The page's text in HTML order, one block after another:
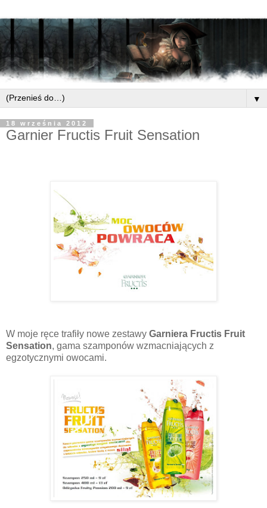
▼
18 września 2012
Garnier Fructis Fruit Sensation
W moje ręce trafiły nowe zestawy Garniera Fructis Fruit
Sensation, gama szamponów wzmacniających z
egzotycznymi owocami.